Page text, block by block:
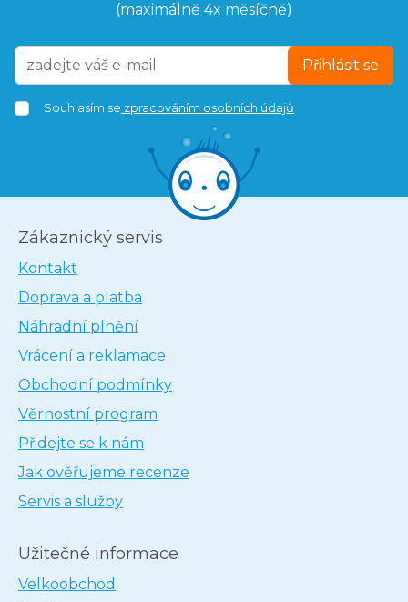
(maximálně 4x měsíčně)
Přihlásit se
Souhlasím se zpracováním osobních údajů
Zákaznický servis
Kontakt
Doprava a platba
Náhradní plnění
Vrácení a reklamace
Obchodní podmínky
Věrnostní program
Přidejte se k nám
Jak ověřujeme recenze
Servis a služby
Užitečné informace
Velkoobchod